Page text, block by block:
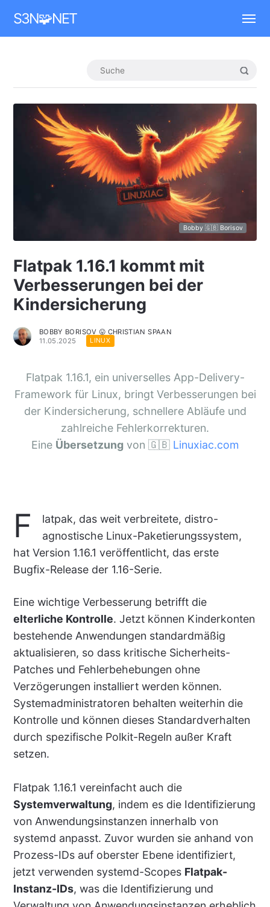
S3N🧩NET
Bobby 🇬🇧 Borisov
Flatpak 1.16.1 kommt mit
Verbesserungen bei der
Kindersicherung
BOBBY BORISOV 😛 CHRISTIAN SPAAN
11.05.2025
LINUX
Flatpak 1.16.1, ein universelles App-Delivery-
Framework für Linux, bringt Verbesserungen bei
der Kindersicherung, schnellere Abläufe und
zahlreiche Fehlerkorrekturen.
Eine Übersetzungvon 🇬🇧 Linuxiac.com
F
latpak, das weit verbreitete, distro-
agnostische Linux-Paketierungssystem,
hat Version 1.16.1 veröffentlicht, das erste
Bugfix-Release der 1.16-Serie.
Eine wichtige Verbesserung betrifft die
elterliche Kontrolle. Jetzt können Kinderkonten
bestehende Anwendungen standardmäßig
aktualisieren, so dass kritische Sicherheits-
Patches und Fehlerbehebungen ohne
Verzögerungen installiert werden können.
Systemadministratoren behalten weiterhin die
Kontrolle und können dieses Standardverhalten
durch spezifische Polkit-Regeln außer Kraft
setzen.
Flatpak 1.16.1 vereinfacht auch die
Systemverwaltung, indem es die Identifizierung
von Anwendungsinstanzen innerhalb von
systemd anpasst. Zuvor wurden sie anhand von
Prozess-IDs auf oberster Ebene identifiziert,
jetzt verwenden systemd-Scopes Flatpak-
Instanz-IDs, was die Identifizierung und